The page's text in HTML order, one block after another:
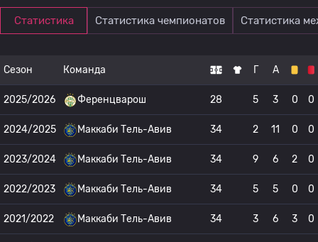
Статистика Статистика чемпионатов Статистика
Сезон Команда Г А
2025/2026 Ференцварош 28 5 3 0 0
2024/2025 Маккаби Тель-Авив 34 2 11 0 0
2023/2024 Маккаби Тель-Авив 34 9 6 2 0
2022/2023 Маккаби Тель-Авив 34 5 5 0 0
2021/2022 Маккаби Тель-Авив 34 3 6 3 0